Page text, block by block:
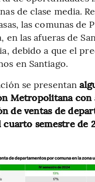
de clase media.
las comunas de
en las afueras de
debido a que el
en Santiago.
se presentan
Metropolitana con
de ventas de
cuarto semestre de